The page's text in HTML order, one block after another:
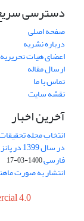
دسترسی
صفحه اصلی
درباره نشریه
اعضای هیات تحریریه
ارسال مقاله
تماس با ما
نقشه سایت
آخرین اخبار
انتخاب مجله
در سال
فارسی1400-03-17
انتشار به صورت
4.0